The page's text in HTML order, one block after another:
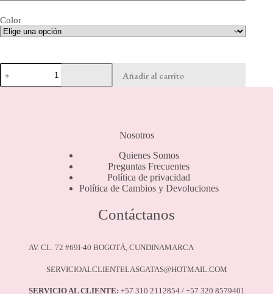
Color
Body
Cachetero
cantidad
Añadir al carrito
Nosotros
Quienes Somos
Preguntas Frecuentes
Política de privacidad
Política de Cambios y Devoluciones
Contáctanos
AV. CL. 72 #69I-40 BOGOTÁ, CUNDINAMARCA
SERVICIOALCLIENTELASGATAS@HOTMAIL.COM
SERVICIO AL CLIENTE: +57 310 2112854 / +57 320 8579401